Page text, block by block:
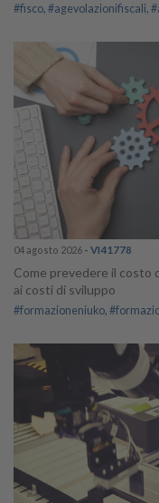
#fisco #agevolazionifiscali
04 agosto 2026 - VI41778
Come prevedere il costo
ai costi di sviluppo
#formazioneniuko